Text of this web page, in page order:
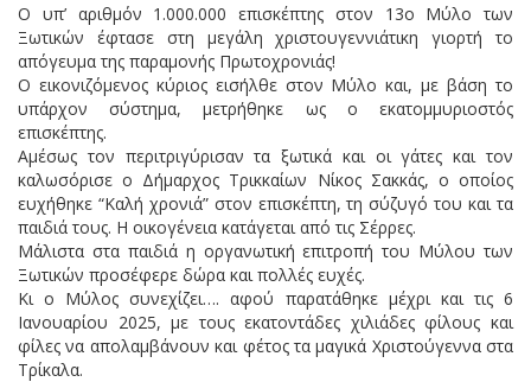
Ο υπ’ αριθμόν 1.000.000 επισκέπτης στον 13ο Μύλο των
Ξωτικών έφτασε στη μεγάλη χριστουγεννιάτικη γιορτή το
απόγευμα της παραμονής Πρωτοχρονιάς!
Ο εικονιζόμενος κύριος εισήλθε στον Μύλο και, με βάση το
υπάρχον σύστημα, μετρήθηκε ως ο εκατομμυριοστός
επισκέπτης.
Αμέσως τον περιτριγύρισαν τα ξωτικά και οι γάτες και τον
καλωσόρισε ο Δήμαρχος Τρικκαίων Νίκος Σακκάς, ο οποίος
ευχήθηκε “Καλή χρονιά” στον επισκέπτη, τη σύζυγό του και τα
παιδιά τους. Η οικογένεια κατάγεται από τις Σέρρες.
Μάλιστα στα παιδιά η οργανωτική επιτροπή του Μύλου των
Ξωτικών προσέφερε δώρα και πολλές ευχές.
Κι ο Μύλος συνεχίζει…. αφού παρατάθηκε μέχρι και τις 6
Ιανουαρίου 2025, με τους εκατοντάδες χιλιάδες φίλους και
φίλες να απολαμβάνουν και φέτος τα μαγικά Χριστούγεννα στα
Τρίκαλα.